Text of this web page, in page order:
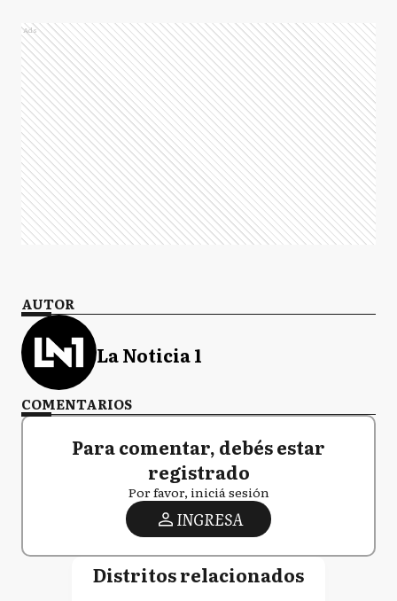
Ads
AUTOR
La Noticia 1
COMENTARIOS
Para comentar, debés estar
registrado
Por favor, iniciá sesión
INGRESA
Distritos relacionados